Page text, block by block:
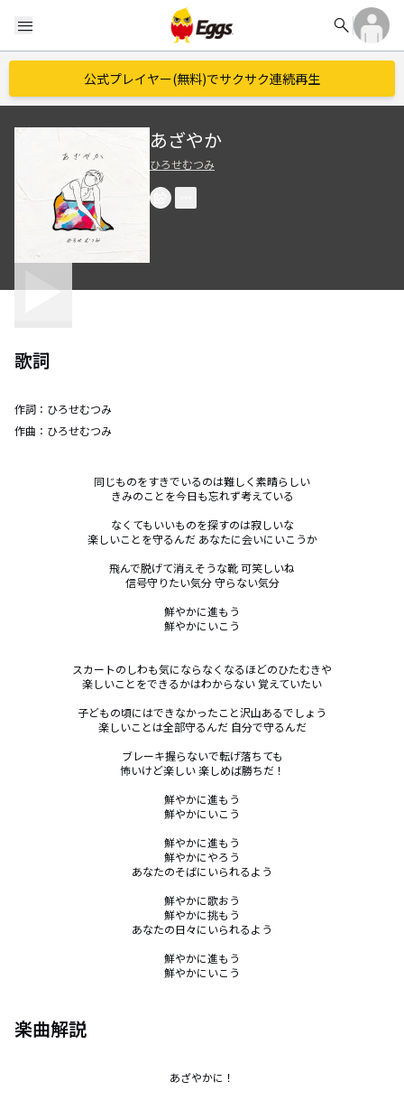
menu search
公式プレイヤー(無料)でサクサク連続再生
あざやか
ひろせむつみ
歌詞
作詞： ひろせむつみ
作曲： ひろせむつみ
同じものをすきでいるのは難しく素晴らしい
きみのことを今日も忘れず考えている
なくてもいいものを探すのは寂しいな
楽しいことを守るんだ あなたに会いにいこうか
飛んで脱げて消えそうな靴 可笑しいね
信号守りたい気分 守らない気分
鮮やかに進もう
鮮やかにいこう
スカートのしわも気にならなくなるほどのひたむきや
楽しいことをできるかはわからない 覚えていたい
子どもの頃にはできなかったこと沢山あるでしょう
楽しいことは全部守るんだ 自分で守るんだ
ブレーキ握らないで転げ落ちても
怖いけど楽しい 楽しめば勝ちだ！
鮮やかに進もう
鮮やかにいこう
鮮やかに進もう
鮮やかにやろう
あなたのそばにいられるよう
鮮やかに歌おう
鮮やかに挑もう
あなたの日々にいられるよう
鮮やかに進もう
鮮やかにいこう
楽曲解説
あざやかに！